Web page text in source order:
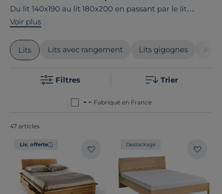
Du lit 140x190 au lit 180x200 en passant par le lit
simple, découvrez nos lits en bois massif ou MDF issus
sereinement
rime avec engagement : tous nos cadres
de lit sont fabriqués en France ou en Europe. Un choix
Voir plus
Lits Lits avec rangement Lits gigognes
Filtres Trier
Fabriqué en France
47 articles
Liv. offerte Destockage